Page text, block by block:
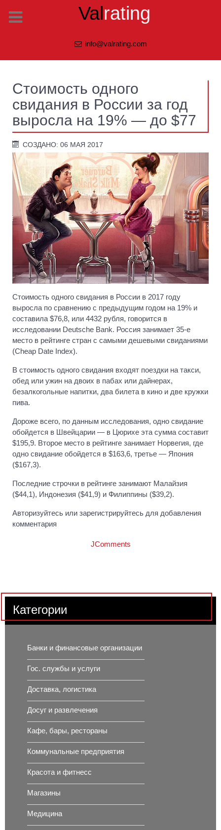
Valrating
info@valrating.com
Стоимость одного
свидания в России за год
выросла на 19% — до $77
СОЗДАНО: 06 МАЯ 2017
Стоимость одного свидания в России в 2017 году
выросла по сравнению с предыдущим годом на 19% и
составила $76,8, или 4432 рубля, говорится в
исследовании Deutsche Bank. Россия занимает 35-е
место в рейтинге стран с самыми дешевыми свиданиями
(Cheap Date Index).
В стоимость одного свидания входят поездки на такси,
обед или ужин на двоих в пабах или дайнерах,
безалкогольные напитки, два билета в кино и две кружки
пива.
Дороже всего, по данным исследования, одно свидание
обойдется в Швейцарии — в Цюрихе эта сумма составит
$195,9. Второе место в рейтинге занимает Норвегия, где
одно свидание обойдется в $163,6, третье — Япония
($167,3).
Последние строчки в рейтинге занимают Малайзия
($44,1), Индонезия ($41,9) и Филиппины ($39,2).
Авторизуйтесь или зарегистрируйтесь для добавления
комментария
JComments
Категории
Банки и финансовые организации
Гос. службы и услуги
Доставка, логистика
Досуг и развлечения
Кафе, бары, рестораны
Коммунальные предприятия
Красота и фитнесс
Магазины
Медицина